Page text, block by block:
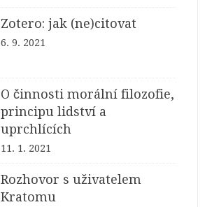
Zotero: jak (ne)citovat
6. 9. 2021
O činnosti morální filozofie,
principu lidství a
uprchlících
11. 1. 2021
Rozhovor s uživatelem
Kratomu